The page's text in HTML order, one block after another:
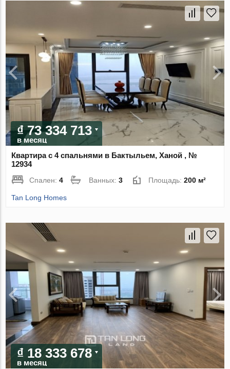
₫ 73 334 713
в месяц
Квартира с 4 спальнями в Бактыльем, Ханой , №
12934
Спален:4 Ванных:3 Площадь:200 м²
Tan Long Homes
₫ 18 333 678
в месяц